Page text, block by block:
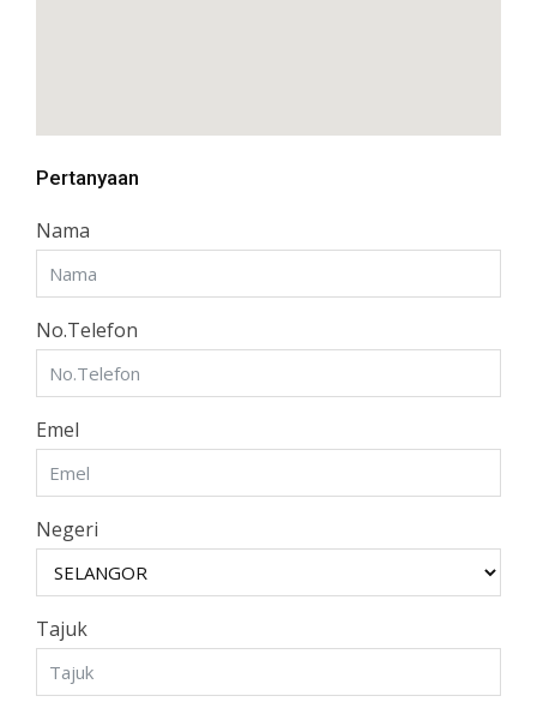
Pertanyaan
Nama
No.Telefon
Emel
Negeri
Tajuk